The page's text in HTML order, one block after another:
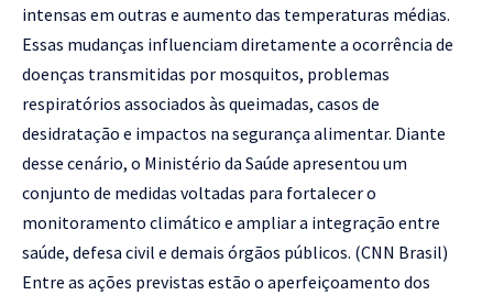
intensas em outras e aumento das temperaturas médias.
Essas mudanças influenciam diretamente a ocorrência de
doenças transmitidas por mosquitos, problemas
respiratórios associados às queimadas, casos de
desidratação e impactos na segurança alimentar. Diante
desse cenário, o Ministério da Saúde apresentou um
conjunto de medidas voltadas para fortalecer o
monitoramento climático e ampliar a integração entre
saúde, defesa civil e demais órgãos públicos. (CNN Brasil)
Entre as ações previstas estão o aperfeiçoamento dos